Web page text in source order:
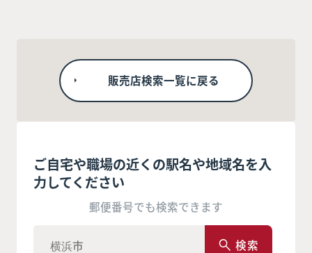
販売店検索一覧に戻る
ご自宅や職場の近くの駅名や地域名を入
力してください
郵便番号でも検索できます
検索